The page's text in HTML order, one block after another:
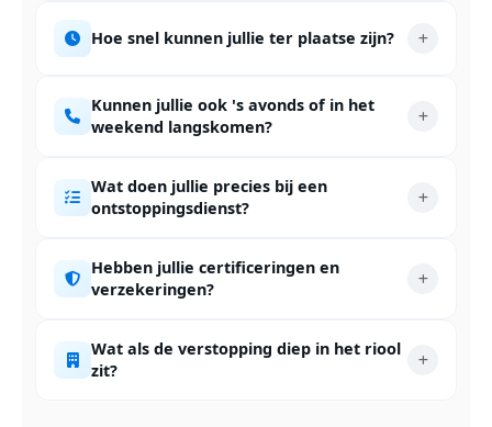
Hoe snel kunnen jullie ter plaatse zijn?
Kunnen jullie ook 's avonds of in het
weekend langskomen?
Wat doen jullie precies bij een
ontstoppingsdienst?
Hebben jullie certificeringen en
verzekeringen?
Wat als de verstopping diep in het riool
zit?